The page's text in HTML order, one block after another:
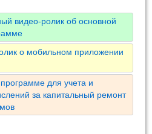
видео-ролик об основной
о мобильном приложении
для учета и
за капитальный ремонт